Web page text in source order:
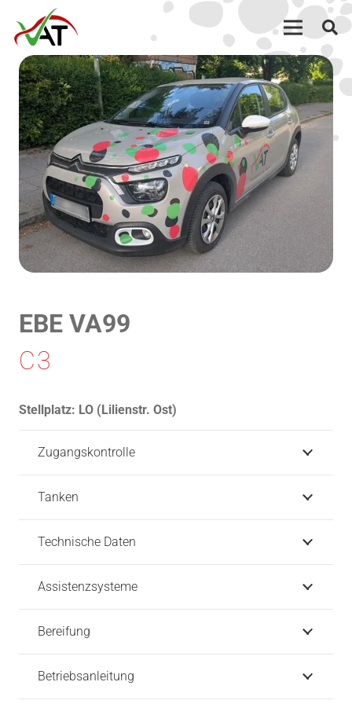
EBE VA99
C3
Stellplatz: LO (Lilienstr. Ost)
Zugangskontrolle
Tanken
Technische Daten
Assistenzsysteme
Bereifung
Betriebsanleitung